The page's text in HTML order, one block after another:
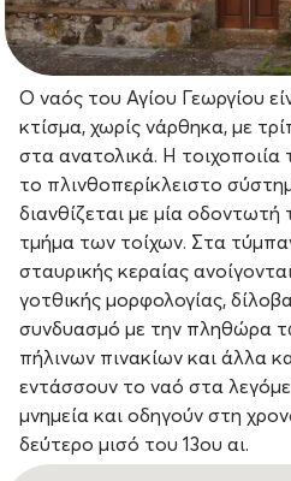
Ο ναός του Αγίου Γεωργίου
κτίσμα, χωρίς νάρθηκα, με
στα ανατολικά. Η τοιχοποιία
το πλινθοπερίκλειστο
διανθίζεται με μία οδοντωτή
τμήμα των τοίχων. Στα
σταυρικής κεραίας
γοτθικής μορφολογίας,
συνδυασμό με την πληθώρα
πήλινων πινακίων και άλλα
εντάσσουν το ναό στα
μνημεία και οδηγούν στη
δεύτερο μισό του 13ου αι.